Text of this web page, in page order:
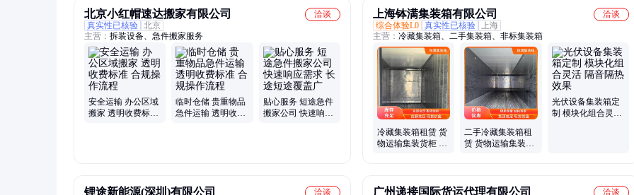
北京小红帽速达搬家有限公司
洽谈
真实性已核验 北京
主营： 拆装设备、急件搬家服务
安全运输 办公区域
搬家 透明收费标准
临时仓储 贵重物品
急件运输 透明收费
贴心服务 短途急件
搬家公司 快速响应
上海钵满集装箱有限公司
洽谈
综合体验L0 真实性已核验
上海
主营： 冷藏集装箱、二手集装箱、非标集装箱
冷藏集装箱租赁 货
物运输集装货柜 适
二手冷藏集装箱租
赁 货物运输集装货
光伏设备集装箱定
制 模块化组合灵活
锂途新能源(深圳)有限公司 洽谈 广州递接国际货运代理有限公司 洽谈